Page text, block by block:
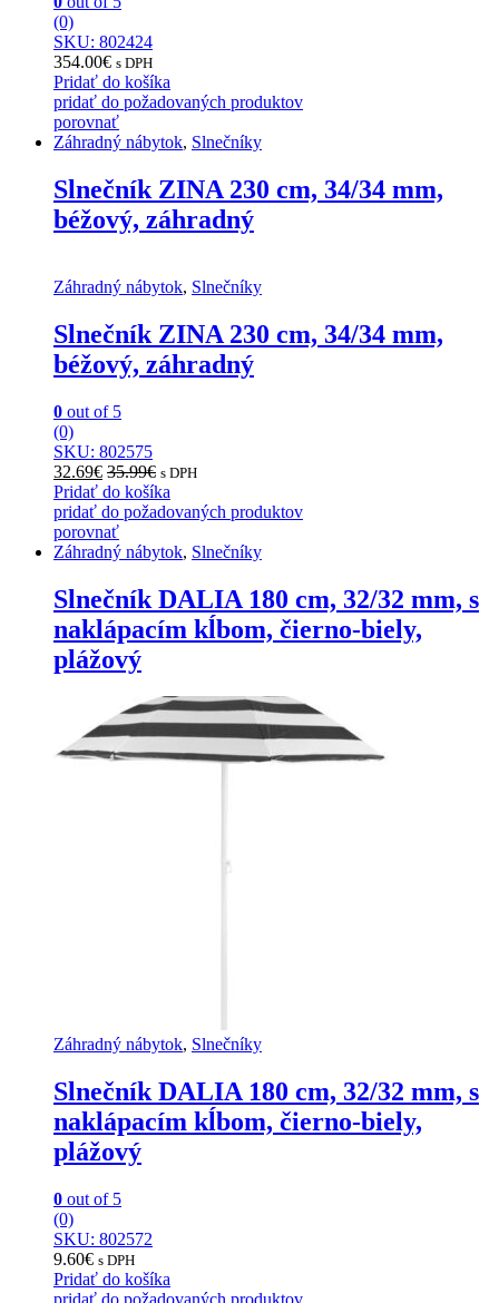
(0)
SKU: 802424
354.00€ s DPH
Pridať do košíka
pridať do požadovaných produktov
porovnať
Záhradný nábytok, Slnečníky
Slnečník ZINA 230 cm, 34/34 mm,
béžový, záhradný
Záhradný nábytok, Slnečníky
Slnečník ZINA 230 cm, 34/34 mm,
béžový, záhradný
0 out of 5
(0)
SKU: 802575
32.69€ 35.99€ s DPH
Pridať do košíka
pridať do požadovaných produktov
porovnať
Záhradný nábytok, Slnečníky
Slnečník DALIA 180 cm, 32/32 mm, s
naklápacím kĺbom, čierno-biely,
plážový
Záhradný nábytok, Slnečníky
Slnečník DALIA 180 cm, 32/32 mm, s
naklápacím kĺbom, čierno-biely,
plážový
0 out of 5
(0)
SKU: 802572
9.60€ s DPH
Pridať do košíka